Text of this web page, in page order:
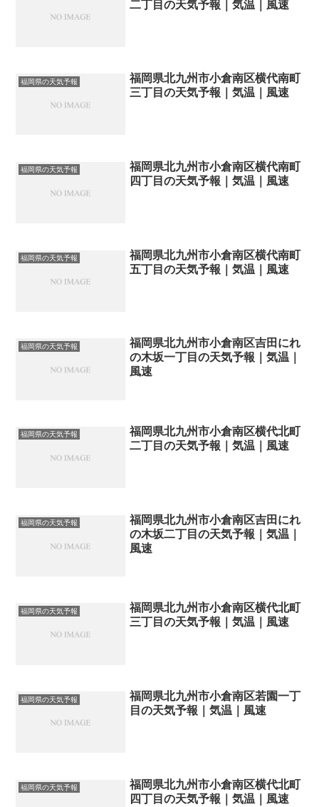
二丁目の天気予報｜気温｜風速
福岡県の天気予報
福岡県北九州市小倉南区横代南町
三丁目の天気予報｜気温｜風速
福岡県の天気予報
福岡県北九州市小倉南区横代南町
四丁目の天気予報｜気温｜風速
福岡県の天気予報
福岡県北九州市小倉南区横代南町
五丁目の天気予報｜気温｜風速
福岡県の天気予報
福岡県北九州市小倉南区吉田にれ
の木坂一丁目の天気予報｜気温｜
風速
福岡県の天気予報
福岡県北九州市小倉南区横代北町
二丁目の天気予報｜気温｜風速
福岡県の天気予報
福岡県北九州市小倉南区吉田にれ
の木坂二丁目の天気予報｜気温｜
風速
福岡県の天気予報
福岡県北九州市小倉南区横代北町
三丁目の天気予報｜気温｜風速
福岡県の天気予報
福岡県北九州市小倉南区若園一丁
目の天気予報｜気温｜風速
福岡県の天気予報
福岡県北九州市小倉南区横代北町
四丁目の天気予報｜気温｜風速